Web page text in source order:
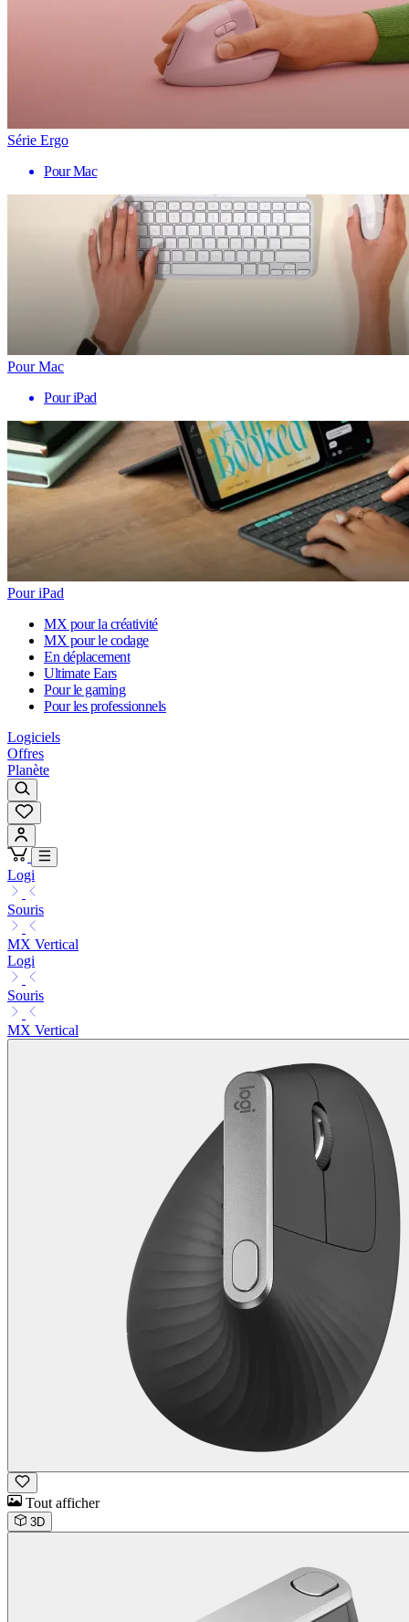
Série Ergo
Pour Mac
Pour Mac
Pour iPad
Pour iPad
MX pour la créativité
MX pour le codage
En déplacement
Ultimate Ears
Pour le gaming
Pour les professionnels
Logiciels
Offres
Planète
Logi
Souris
MX Vertical
Logi
Souris
MX Vertical
Tout afficher
3D